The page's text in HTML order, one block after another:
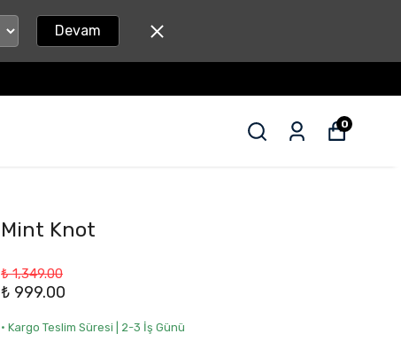
Devam
0
Mint Knot
₺ 1,349.00
₺ 999.00
• Kargo Teslim Süresi | 2-3 İş Günü